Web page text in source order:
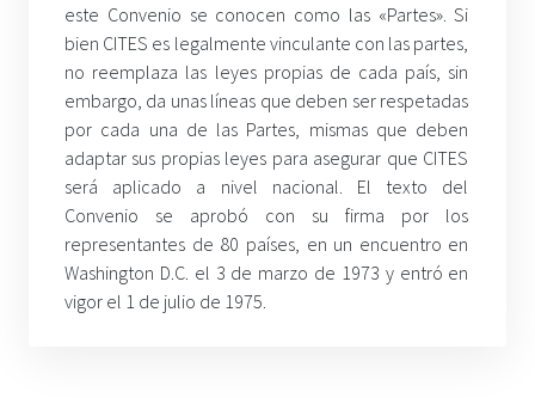
este Convenio se conocen como las «Partes». Si
bien CITES es legalmente vinculante con las partes,
no reemplaza las leyes propias de cada país, sin
embargo, da unas líneas que deben ser respetadas
por cada una de las Partes, mismas que deben
adaptar sus propias leyes para asegurar que CITES
será aplicado a nivel nacional. El texto del
Convenio se aprobó con su firma por los
representantes de 80 países, en un encuentro en
Washington D.C. el 3 de marzo de 1973 y entró en
vigor el 1 de julio de 1975.